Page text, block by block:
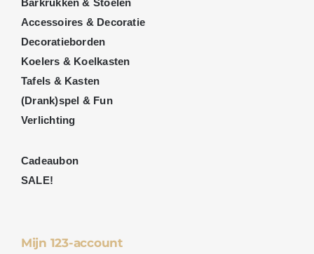
Barkrukken & Stoelen
Accessoires & Decoratie
Decoratieborden
Koelers & Koelkasten
Tafels & Kasten
(Drank)spel & Fun
Verlichting
Cadeaubon
SALE!
Mijn 123-account